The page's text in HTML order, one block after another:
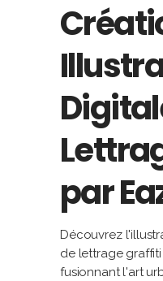
par
Découvrez
de lettrage graffiti
fusionnant l'art